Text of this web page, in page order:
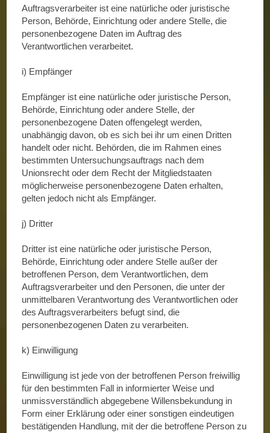
Auftragsverarbeiter ist eine natürliche oder juristische
Person, Behörde, Einrichtung oder andere Stelle, die
personenbezogene Daten im Auftrag des
Verantwortlichen verarbeitet.
i) Empfänger
Empfänger ist eine natürliche oder juristische Person,
Behörde, Einrichtung oder andere Stelle, der
personenbezogene Daten offengelegt werden,
unabhängig davon, ob es sich bei ihr um einen Dritten
handelt oder nicht. Behörden, die im Rahmen eines
bestimmten Untersuchungsauftrags nach dem
Unionsrecht oder dem Recht der Mitgliedstaaten
möglicherweise personenbezogene Daten erhalten,
gelten jedoch nicht als Empfänger.
j) Dritter
Dritter ist eine natürliche oder juristische Person,
Behörde, Einrichtung oder andere Stelle außer der
betroffenen Person, dem Verantwortlichen, dem
Auftragsverarbeiter und den Personen, die unter der
unmittelbaren Verantwortung des Verantwortlichen oder
des Auftragsverarbeiters befugt sind, die
personenbezogenen Daten zu verarbeiten.
k) Einwilligung
Einwilligung ist jede von der betroffenen Person freiwillig
für den bestimmten Fall in informierter Weise und
unmissverständlich abgegebene Willensbekundung in
Form einer Erklärung oder einer sonstigen eindeutigen
bestätigenden Handlung, mit der die betroffene Person zu